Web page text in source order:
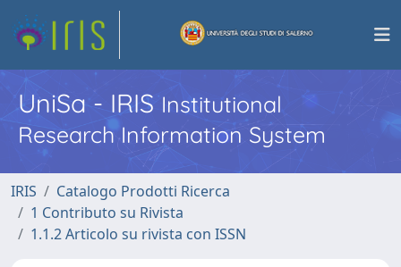
UniSa - IRISInstitutional
Research Information System
IRIS
Catalogo Prodotti Ricerca
1 Contributo su Rivista
1.1.2 Articolo su rivista con ISSN